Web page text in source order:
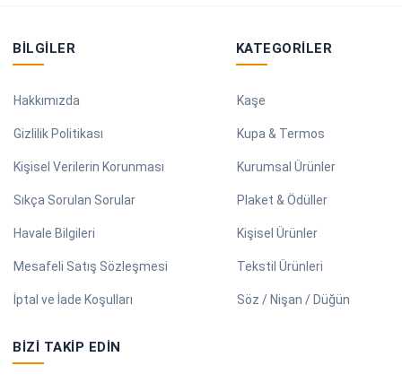
BILGILER
Hakkımızda
Gizlilik Politikası
Kişisel Verilerin Korunması
Sıkça Sorulan Sorular
Havale Bilgileri
Mesafeli Satış Sözleşmesi
İptal ve İade Koşulları
KATEGORILER
Kaşe
Kupa & Termos
Kurumsal Ürünler
Plaket & Ödüller
Kişisel Ürünler
Tekstil Ürünleri
Söz / Nişan / Düğün
BIZI TAKIP EDIN